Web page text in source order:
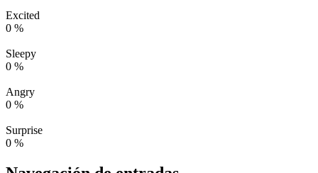
Excited
0 %
Sleepy
0 %
Angry
0 %
Surprise
0 %